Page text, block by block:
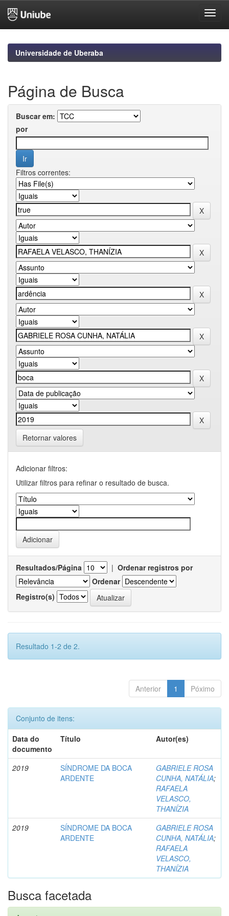
navigationUniversidade de Uberaba
Página de Busca
Buscar em:
por
Filtros correntes:
Retornar valores
Adicionar filtros:
Utilizar filtros para refinar o resultado de busca.
Resultados/Página | Ordenar registros por
Ordenar
Registro(s)
Resultado 1-2 de 2.
Anterior 1 Póximo
Conjunto de itens:
Data do
documento
Título Autor(es)
2019
SÍNDROME DA BOCA
ARDENTE
GABRIELE ROSA
CUNHA, NATÁLIA;
RAFAELA
VELASCO,
THANÍZIA
2019
SÍNDROME DA BOCA
ARDENTE
GABRIELE ROSA
CUNHA, NATÁLIA;
RAFAELA
VELASCO,
THANÍZIA
Busca facetada